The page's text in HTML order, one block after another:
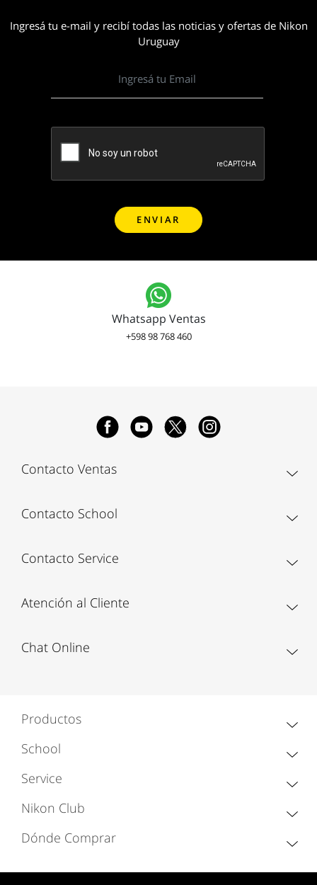
Ingresá tu e-mail y recibí todas las noticias y ofertas de Nikon
Uruguay
Whatsapp Ventas
+598 98 768 460
Contacto Ventas
Contacto School
Contacto Service
Atención al Cliente
Chat Online
Productos
School
Service
Nikon Club
Dónde Comprar